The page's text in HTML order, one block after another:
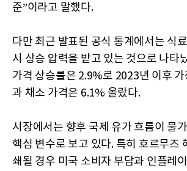
준”이라고 말했다.
다만 최근 발표된 공식 통계에서는 식
시 상승 압력을 받고 있는 것으로 나타
가격 상승률은 2.9%로 2023년 이후
과 채소 가격은 6.1% 올랐다.
시장에서는 향후 국제 유가 흐름이 물
핵심 변수로 보고 있다. 특히 호르무즈
쇄될 경우 미국 소비자 부담과 인플레